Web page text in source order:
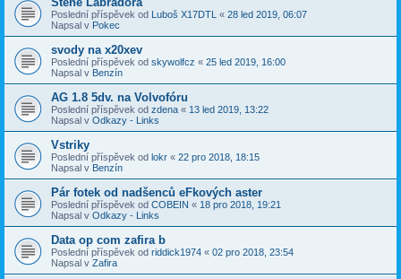
Poslední příspěvek od Luboš X17DTL « 28 led 2019, 06:07
Napsal v Pokec
svody na x20xev
Poslední příspěvek od skywolfcz « 25 led 2019, 16:00
Napsal v Benzín
AG 1.8 5dv. na Volvofóru
Poslední příspěvek od zdena « 13 led 2019, 13:22
Napsal v Odkazy - Links
Vstriky
Poslední příspěvek od lokr « 22 pro 2018, 18:15
Napsal v Benzín
Pár fotek od nadšenců eFkových aster
Poslední příspěvek od COBEIN « 18 pro 2018, 19:21
Napsal v Odkazy - Links
Data op com zafira b
Poslední příspěvek od riddick1974 « 02 pro 2018, 23:54
Napsal v Zafira